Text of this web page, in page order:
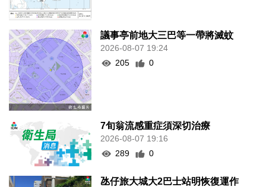
議事亭前地大三巴等一帶將滅蚊
2026-08-07 19:24
205
0
7旬翁流感重症須深切治療
2026-08-07 19:16
289
0
氹仔旅大城大2巴士站明恢復運作